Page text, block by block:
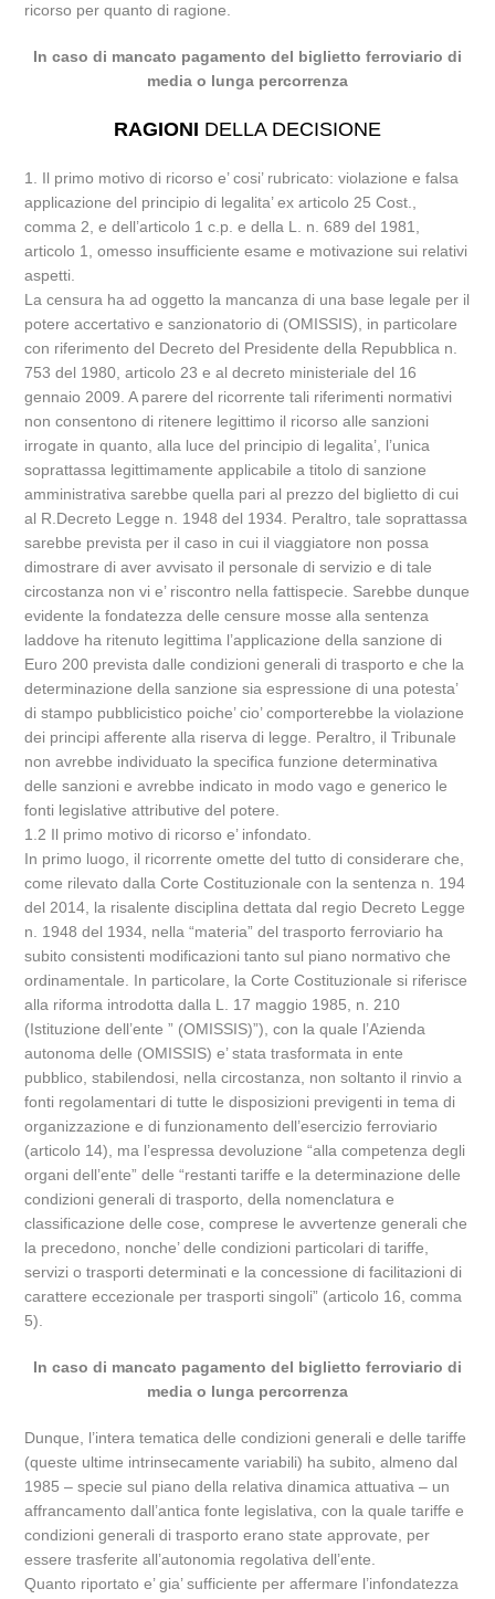
ricorso per quanto di ragione.
In caso di mancato pagamento del biglietto ferroviario di
media o lunga percorrenza
RAGIONI DELLA DECISIONE
1. Il primo motivo di ricorso e’ cosi’ rubricato: violazione e falsa
applicazione del principio di legalita’ ex articolo 25 Cost.,
comma 2, e dell’articolo 1 c.p. e della L. n. 689 del 1981,
articolo 1, omesso insufficiente esame e motivazione sui relativi
aspetti.
La censura ha ad oggetto la mancanza di una base legale per il
potere accertativo e sanzionatorio di (OMISSIS), in particolare
con riferimento del Decreto del Presidente della Repubblica n.
753 del 1980, articolo 23 e al decreto ministeriale del 16
gennaio 2009. A parere del ricorrente tali riferimenti normativi
non consentono di ritenere legittimo il ricorso alle sanzioni
irrogate in quanto, alla luce del principio di legalita’, l’unica
soprattassa legittimamente applicabile a titolo di sanzione
amministrativa sarebbe quella pari al prezzo del biglietto di cui
al R.Decreto Legge n. 1948 del 1934. Peraltro, tale soprattassa
sarebbe prevista per il caso in cui il viaggiatore non possa
dimostrare di aver avvisato il personale di servizio e di tale
circostanza non vi e’ riscontro nella fattispecie. Sarebbe dunque
evidente la fondatezza delle censure mosse alla sentenza
laddove ha ritenuto legittima l’applicazione della sanzione di
Euro 200 prevista dalle condizioni generali di trasporto e che la
determinazione della sanzione sia espressione di una potesta’
di stampo pubblicistico poiche’ cio’ comporterebbe la violazione
dei principi afferente alla riserva di legge. Peraltro, il Tribunale
non avrebbe individuato la specifica funzione determinativa
delle sanzioni e avrebbe indicato in modo vago e generico le
fonti legislative attributive del potere.
1.2 Il primo motivo di ricorso e’ infondato.
In primo luogo, il ricorrente omette del tutto di considerare che,
come rilevato dalla Corte Costituzionale con la sentenza n. 194
del 2014, la risalente disciplina dettata dal regio Decreto Legge
n. 1948 del 1934, nella “materia” del trasporto ferroviario ha
subito consistenti modificazioni tanto sul piano normativo che
ordinamentale. In particolare, la Corte Costituzionale si riferisce
alla riforma introdotta dalla L. 17 maggio 1985, n. 210
(Istituzione dell’ente ” (OMISSIS)”), con la quale l’Azienda
autonoma delle (OMISSIS) e’ stata trasformata in ente
pubblico, stabilendosi, nella circostanza, non soltanto il rinvio a
fonti regolamentari di tutte le disposizioni previgenti in tema di
organizzazione e di funzionamento dell’esercizio ferroviario
(articolo 14), ma l’espressa devoluzione “alla competenza degli
organi dell’ente” delle “restanti tariffe e la determinazione delle
condizioni generali di trasporto, della nomenclatura e
classificazione delle cose, comprese le avvertenze generali che
la precedono, nonche’ delle condizioni particolari di tariffe,
servizi o trasporti determinati e la concessione di facilitazioni di
carattere eccezionale per trasporti singoli” (articolo 16, comma
5).
In caso di mancato pagamento del biglietto ferroviario di
media o lunga percorrenza
Dunque, l’intera tematica delle condizioni generali e delle tariffe
(queste ultime intrinsecamente variabili) ha subito, almeno dal
1985 – specie sul piano della relativa dinamica attuativa – un
affrancamento dall’antica fonte legislativa, con la quale tariffe e
condizioni generali di trasporto erano state approvate, per
essere trasferite all’autonomia regolativa dell’ente.
Quanto riportato e’ gia’ sufficiente per affermare l’infondatezza